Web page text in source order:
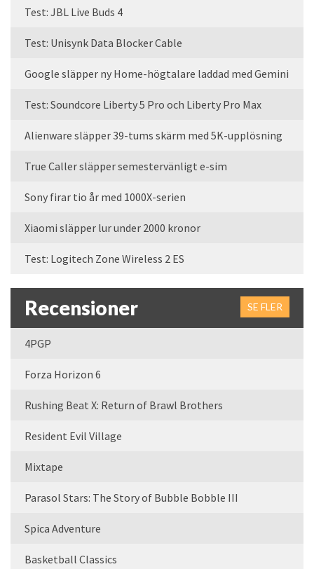
Test: JBL Live Buds 4
Test: Unisynk Data Blocker Cable
Google släpper ny Home-högtalare laddad med Gemini
Test: Soundcore Liberty 5 Pro och Liberty Pro Max
Alienware släpper 39-tums skärm med 5K-upplösning
True Caller släpper semestervänligt e-sim
Sony firar tio år med 1000X-serien
Xiaomi släpper lur under 2000 kronor
Test: Logitech Zone Wireless 2 ES
Recensioner SE FLER
4PGP
Forza Horizon 6
Rushing Beat X: Return of Brawl Brothers
Resident Evil Village
Mixtape
Parasol Stars: The Story of Bubble Bobble III
Spica Adventure
Basketball Classics